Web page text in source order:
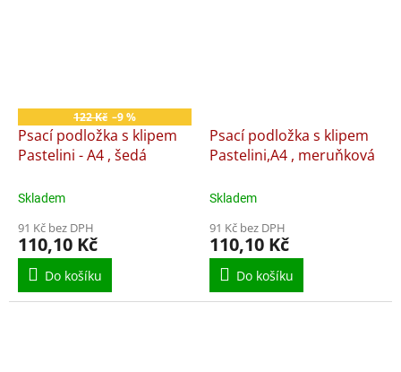
122 Kč –9 %
Psací podložka s klipem
Pastelini - A4 , šedá
Skladem
91 Kč bez DPH
110,10 Kč
Do košíku
Psací podložka s klipem
Pastelini,A4 , meruňková
Skladem
91 Kč bez DPH
110,10 Kč
Do košíku